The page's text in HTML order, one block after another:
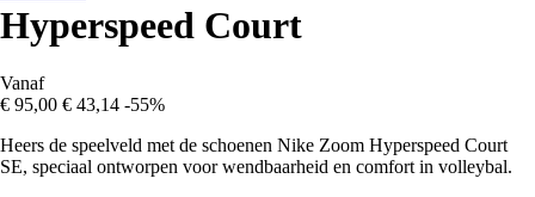
Hyperspeed Court
Vanaf
€ 95,00 € 43,14 -55%
Heers de speelveld met de schoenen Nike Zoom Hyperspeed Court
SE, speciaal ontworpen voor wendbaarheid en comfort in volleybal.